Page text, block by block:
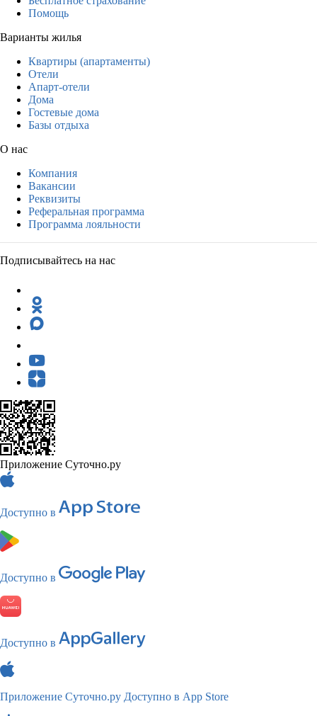
Помощь
Варианты жилья
Квартиры (апартаменты)
Отели
Апарт-отели
Дома
Гостевые дома
Базы отдыха
О нас
Компания
Вакансии
Реквизиты
Реферальная программа
Программа лояльности
Подписывайтесь на нас
Приложение Суточно.ру
Доступно в
Доступно в
Доступно в
Приложение Суточно.ру Доступно в App Store